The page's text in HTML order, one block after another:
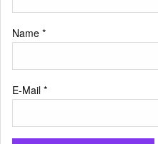
Name *
E-Mail *